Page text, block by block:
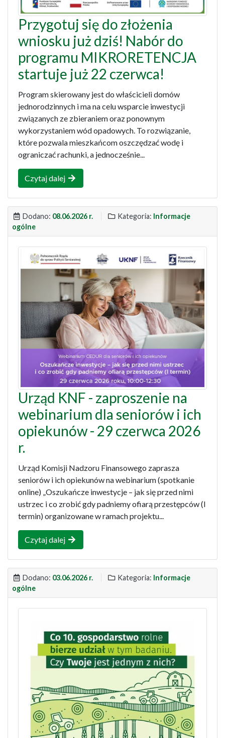
Przygotuj się do złożenia
wniosku już dziś! Nabór do
programu MIKRORETENCJA
startuje już 22 czerwca!
Program skierowany jest do właścicieli domów
jednorodzinnych i ma na celu wsparcie inwestycji
związanych ze zbieraniem oraz ponownym
wykorzystaniem wód opadowych. To rozwiązanie,
które pozwala mieszkańcom oszczędzać wodę i
ograniczać rachunki, a jednocześnie...
Czytaj dalej
Dodano: 08.06.2026 r. Kategoria: Informacje
ogólne
Urząd KNF - zaproszenie na
webinarium dla seniorów i ich
opiekunów - 29 czerwca 2026
r.
Urząd Komisji Nadzoru Finansowego zaprasza
seniorów i ich opiekunów na webinarium (spotkanie
online) „Oszukańcze inwestycje – jak się przed nimi
ustrzec i co zrobić gdy padniemy ofiarą przestępców (I
termin) organizowane w ramach projektu...
Czytaj dalej
Dodano: 03.06.2026 r. Kategoria: Informacje
ogólne